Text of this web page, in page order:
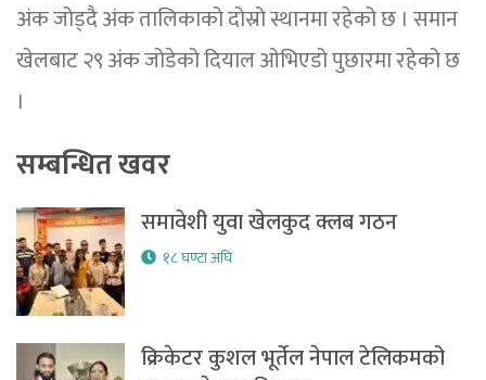
अंक जोड्दै अंक तालिकाको दोस्रो स्थानमा रहेको छ । समान
खेलबाट २९ अंक जोडेको दियाल ओभिएडो पुछारमा रहेको छ
।
सम्बन्धित खवर
समावेशी युवा खेलकुद क्लब गठन
१८ घण्टा अघि
क्रिकेटर कुशल भूर्तेल नेपाल टेलिकमको